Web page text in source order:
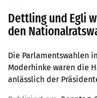
Dettling und Egli
den
Die Parlamentswahlen
Moderhinke waren die
anlässlich der